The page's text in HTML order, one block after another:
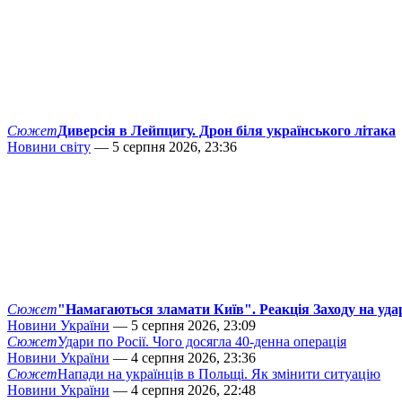
СюжетДиверсія в Лейпцигу. Дрон біля українського літака
Новини світу — 5 серпня 2026, 23:36
Сюжет"Намагаються зламати Київ". Реакція Заходу на
Новини України — 5 серпня 2026, 23:09
СюжетУдари по Росії. Чого досягла 40-денна операція
Новини України — 4 серпня 2026, 23:36
СюжетНапади на українців в Польщі. Як змінити ситуацію
Новини України — 4 серпня 2026, 22:48